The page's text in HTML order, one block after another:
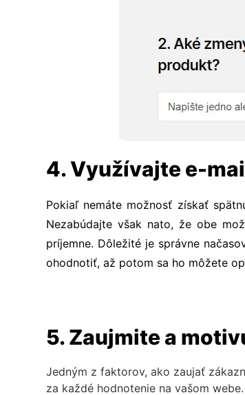
4. Využívajte e-
Pokiaľ nemáte možnosť získať
Nezabúdajte však nato, že obe
príjemne. Dôležité je správne
ohodnotiť, až potom sa ho môžete
5. Zaujmite a
Jedným z faktorov, ako zaujať
za každé hodnotenie na vašom